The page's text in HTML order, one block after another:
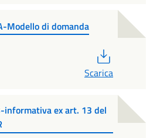
Modello di domanda
Scarica
informativa ex art. 13 del